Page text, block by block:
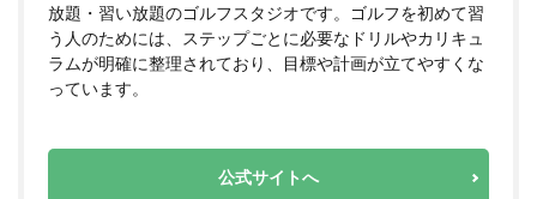
放題・習い放題のゴルフスタジオです。ゴルフを初めて習
う人のためには、ステップごとに必要なドリルやカリキュ
ラムが明確に整理されており、目標や計画が立てやすくな
っています。
公式サイトへ